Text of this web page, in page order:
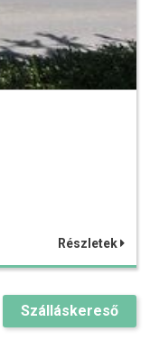
Részletek
Szálláskereső